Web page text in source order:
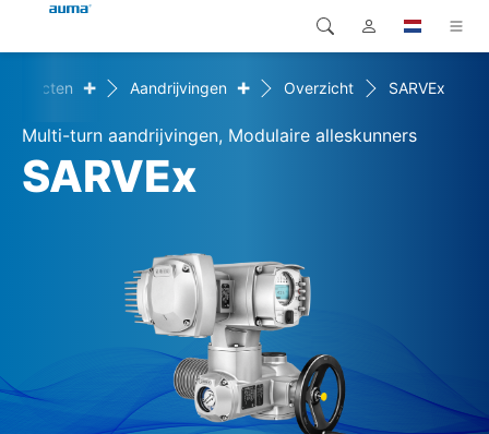
Producten
Oplossingen
Global
Europa
Noord-Amerika
Zoekopdracht
Producten + Aandrijvingen + Overzicht SARVEx
Multi-turn aandrijvingen, Modulaire alleskunners
SARVEx